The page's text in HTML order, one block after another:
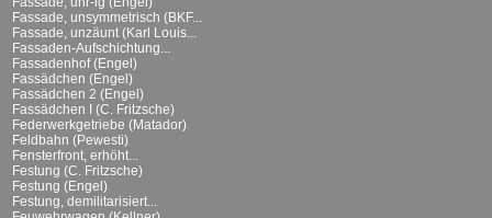
Fassade, unsymmetrisch (BKF...
Fassade, unzäunt (Karl Louis...
Fassaden-Aufschichtung...
Fassadenhof (Engel)
Fassädchen (Engel)
Fassädchen 2 (Engel)
Fassädchen I (C. Fritzsche)
Federwerkgetriebe (Matador)
Feldbahn (Pewesti)
Fensterfront, erhöht...
Festung (C. Fritzsche)
Festung (Engel)
Festung, demilitarisiert...